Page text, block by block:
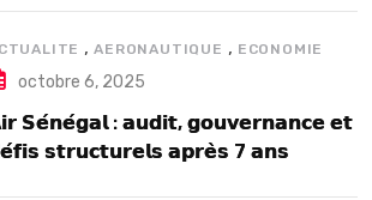
,AERONAUTIQUE , ECONOMIE
octobre 6, 2025
𝗦𝗲́𝗻𝗲́𝗴𝗮𝗹 : 𝗮𝘂𝗱𝗶𝘁, 𝗴𝗼𝘂𝘃𝗲𝗿𝗻𝗮𝗻𝗰𝗲 𝗲𝘁
𝘀𝘁𝗿𝘂𝗰𝘁𝘂𝗿𝗲𝗹𝘀 𝗮𝗽𝗿𝗲̀𝘀 7 𝗮𝗻𝘀